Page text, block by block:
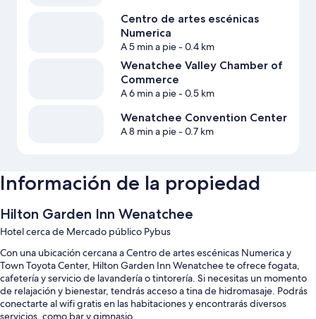
Centro de artes escénicas
Numerica
A 5 min a pie- 0.4 km
Wenatchee Valley Chamber of
Commerce
A 6 min a pie- 0.5 km
Wenatchee Convention Center
A 8 min a pie- 0.7 km
Información de la propiedad
Hilton Garden Inn Wenatchee
Hotel cerca de Mercado público Pybus
Con una ubicación cercana a Centro de artes escénicas Numerica y
Town Toyota Center, Hilton Garden Inn Wenatchee te ofrece fogata,
cafetería y servicio de lavandería o tintorería. Si necesitas un momento
de relajación y bienestar, tendrás acceso a tina de hidromasaje. Podrás
conectarte al wifi gratis en las habitaciones y encontrarás diversos
servicios, como bar y gimnasio.